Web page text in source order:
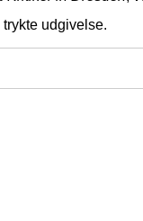
udgivelse.